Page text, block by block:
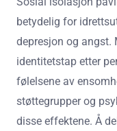
betydelig for
depresjon og angst.
identitetstap etter
følelsene av
støttegrupper og
disse effektene. Å